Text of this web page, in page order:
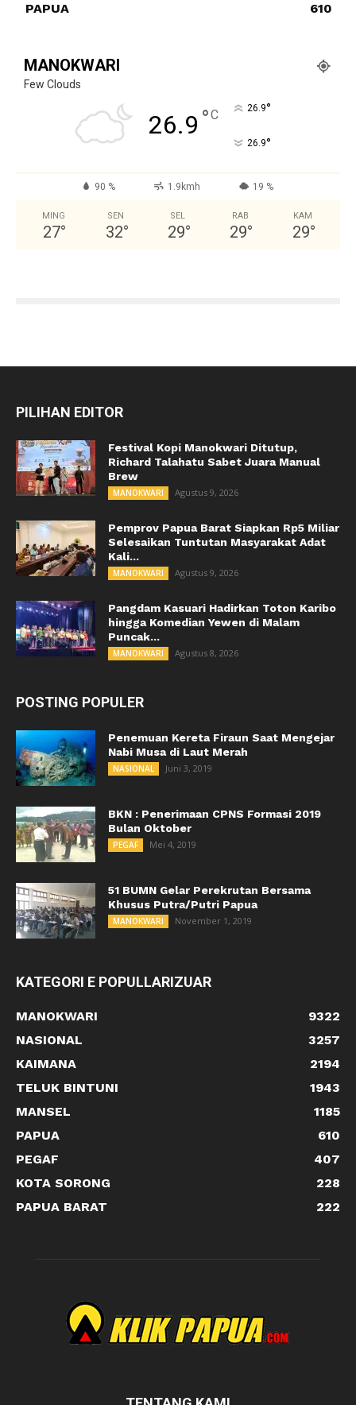
PAPUA
610
MANOKWARI
Few Clouds
26.9 °C 26.9°
26.9°
90 % 1.9kmh 19 %
MING
27°
SEN
32°
SEL
29°
RAB
29°
KAM
29°
PILIHAN EDITOR
Festival Kopi Manokwari Ditutup,
Richard Talahatu Sabet Juara Manual
Brew
MANOKWARI Agustus 9, 2026
Pemprov Papua Barat Siapkan Rp5 Miliar
Selesaikan Tuntutan Masyarakat Adat
Kali...
MANOKWARI Agustus 9, 2026
Pangdam Kasuari Hadirkan Toton Karibo
hingga Komedian Yewen di Malam
Puncak...
MANOKWARI Agustus 8, 2026
POSTING POPULER
Penemuan Kereta Firaun Saat Mengejar
Nabi Musa di Laut Merah
NASIONAL Juni 3, 2019
BKN : Penerimaan CPNS Formasi 2019
Bulan Oktober
PEGAF Mei 4, 2019
51 BUMN Gelar Perekrutan Bersama
Khusus Putra/Putri Papua
MANOKWARI November 1, 2019
KATEGORI E POPULLARIZUAR
MANOKWARI
9322
NASIONAL
3257
KAIMANA
2194
TELUK BINTUNI
1943
MANSEL
1185
PAPUA
610
PEGAF
407
KOTA SORONG
228
PAPUA BARAT
222